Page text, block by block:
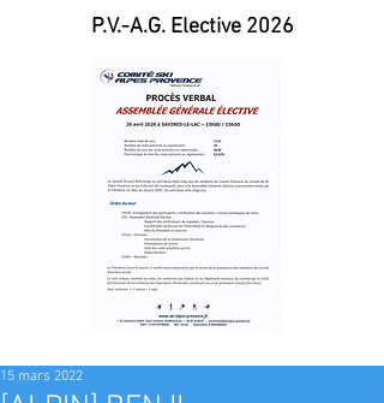
P.V.-A.G. Elective 2026
15 mars 2022